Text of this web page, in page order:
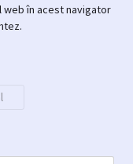
web în acest navigator